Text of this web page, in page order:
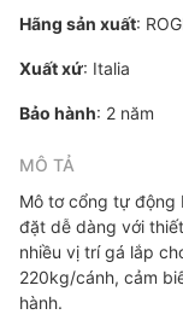
Hãng sản xuất:
Xuất xứ: Italia
Bảo hành: 2 năm
MÔ TẢ
Mô tơ cổng tự động
đặt dễ dàng với
nhiều vị trí gá lắp
220kg/cánh, cảm
hành.